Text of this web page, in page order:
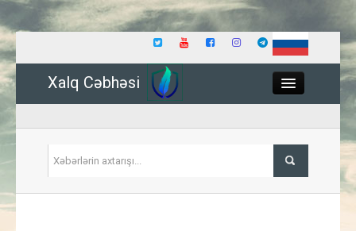
Xalq Cəbhəsi